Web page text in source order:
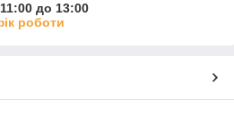
до 13:00
роботи